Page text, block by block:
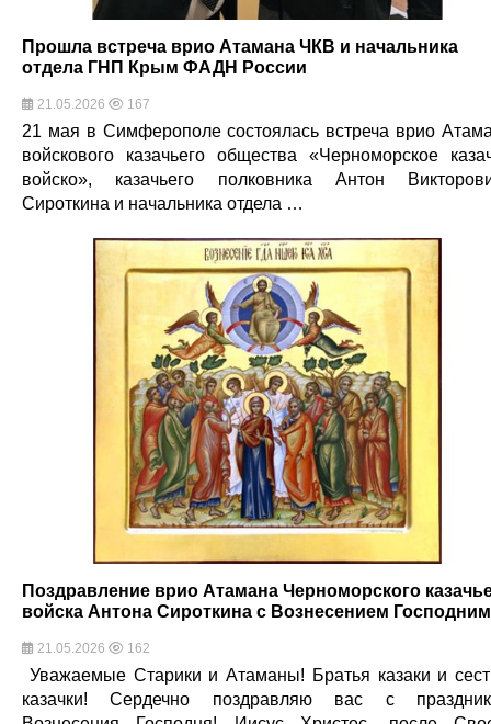
Прошла встреча врио Атамана ЧКВ и начальника
отдела ГНП Крым ФАДН России
21.05.2026 167
21 мая в Симферополе состоялась встреча врио
войскового казачьего общества «Черноморское
войско», казачьего полковника Антон
Сироткина и начальника отдела …
Поздравление врио Атамана Черноморского
войска Антона Сироткина с Вознесением Господним
21.05.2026 162
Уважаемые Старики и Атаманы! Братья казаки и
казачки! Сердечно поздравляю вас с